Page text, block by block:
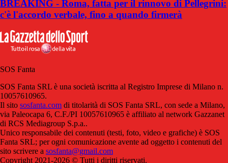
BREAKING - Roma, fatta per il rinnovo di Pellegrini:
c'è l'accordo verbale, fino a quando firmerà
SOS Fanta
SOS Fanta SRL è una società iscritta al Registro Imprese di Milano n.
10057610965.
Il sito sosfanta.com di titolarità di SOS Fanta SRL, con sede a Milano,
via Paleocapa 6, C.F./PI 10057610965 è affiliato al network Gazzanet
di RCS Mediagroup S.p.a..
Unico responsabile dei contenuti (testi, foto, video e grafiche) è SOS
Fanta SRL; per ogni comunicazione avente ad oggetto i contenuti del
sito scrivere a sosfanta@gmail.com
Copyright 2021-2026 © Tutti i diritti riservati.